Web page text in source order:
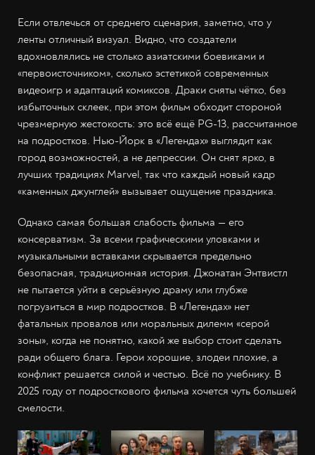
Если отвлечься от среднего сценария, заметно, что у
ленты отличный визуал. Видно, что создатели
вдохновлялись не столько азиатскими боевиками и
«первоисточником», сколько эстетикой современных
видеоигр и адаптаций комиксов. Драки сняты чётко, без
избыточных склеек, при этом фильм обходит стороной
чрезмерную жестокость: это всё ещё PG-13, рассчитанное
на подростков. Нью-Йорк в «Легендах» выглядит как
город возможностей, а не депрессии. Он снят ярко, в
лучших традициях Marvel, так что каждый новый кадр
«каменных джунглей» вызывает ощущение праздника.
Однако самая большая слабость фильма — его
консерватизм. За всеми графическими уловками и
музыкальными вставками скрывается предельно
безопасная, традиционная история. Джонатан Энтвистл
не пытается уйти в серьёзную драму или глубже
погрузиться в мир подростков. В «Легендах» нет
фатальных провалов или моральных дилемм «серой
зоны», когда не понятно, какой же выбор стоит сделать
ради общего блага. Герои хорошие, злодеи плохие, а
конфликт решается силой и честью. Всё по учебнику. В
2025 году от подросткового фильма хочется чуть большей
смелости.